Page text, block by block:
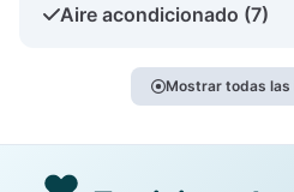
Aire acondicionado (7)
Mostrar todas las